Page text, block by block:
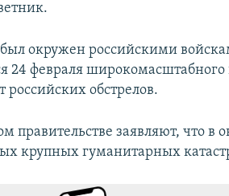
окружен российскими
24 февраля
российских обстрелов.
правительстве заявляют, что
крупных гуманитарных